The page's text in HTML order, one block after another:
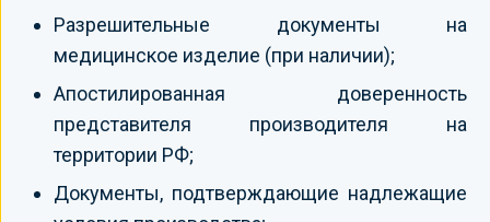
Разрешительные документы на
медицинское изделие (при наличии);
Апостилированная доверенность
представителя производителя на
территории РФ;
Документы, подтверждающие надлежащие